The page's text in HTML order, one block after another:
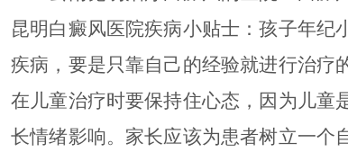
昆明白癜风医院疾病小贴士：孩子年纪
疾病，要是只靠自己的经验就进行治疗
在儿童治疗时要保持住心态，因为儿童
长情绪影响。家长应该为患者树立一个